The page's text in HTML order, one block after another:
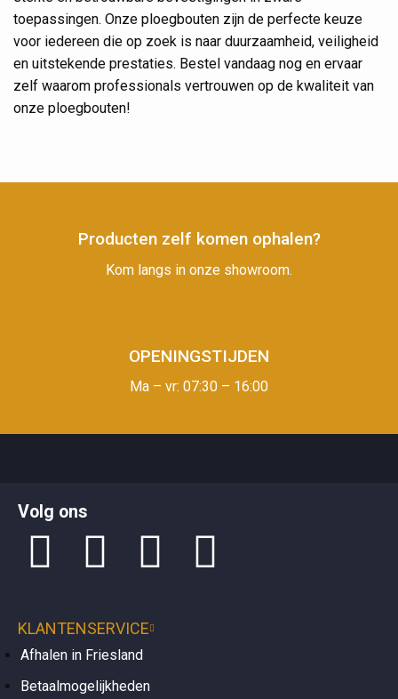
toepassingen. Onze ploegbouten zijn de perfecte keuze
voor iedereen die op zoek is naar duurzaamheid, veiligheid
en uitstekende prestaties. Bestel vandaag nog en ervaar
zelf waarom professionals vertrouwen op de kwaliteit van
onze ploegbouten!
Producten zelf komen ophalen?
Kom langs in onze showroom.
OPENINGSTIJDEN
Ma – vr: 07:30 – 16:00
Op deklantenservicepagina
bezorgen
Volg ons
KLANTENSERVICE
Afhalen in Friesland
Betaalmogelijkheden